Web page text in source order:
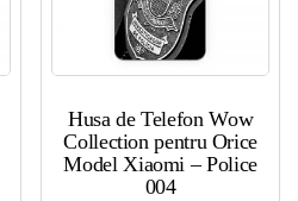
Husa de Telefon Wow
Collection pentru Orice
Model Xiaomi – Police
004